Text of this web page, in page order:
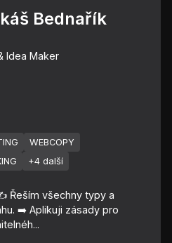
Bednařík
Idea Maker
WEBCOPY
+4 další
Řeším všechny typy a
➡️ Aplikuji zásady pro